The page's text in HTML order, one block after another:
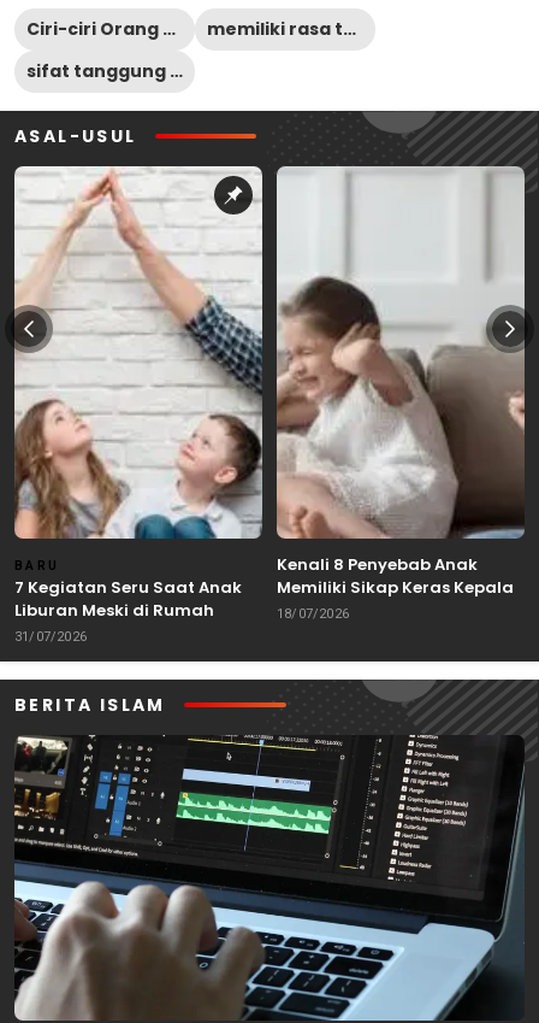
Ciri-ciri Orang Yang Bertanggung Jawab
memiliki rasa tanggung jawab
sifat tanggung jawab
ASAL-USUL
BARU
7 Kegiatan Seru Saat Anak
Liburan Meski di Rumah
31/07/2026
Kenali 8 Penyebab Anak
Memiliki Sikap Keras Kepala
18/07/2026
BERITA ISLAM